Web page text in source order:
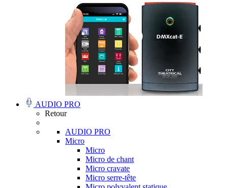
AUDIO PRO
Retour
AUDIO PRO
Micro
Micro
Micro de chant
Micro cravate
Micro serre-tête